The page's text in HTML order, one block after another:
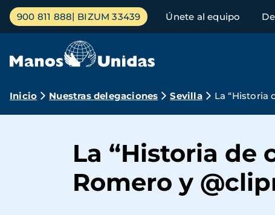
Pasar
contenido
Menú
principal
900 811 888 BIZUM 33439 Únete al equipo
Ruta
navegación
Inicio Nuestras delegaciones Sevilla La “Historia
La “Historia de
Romero y